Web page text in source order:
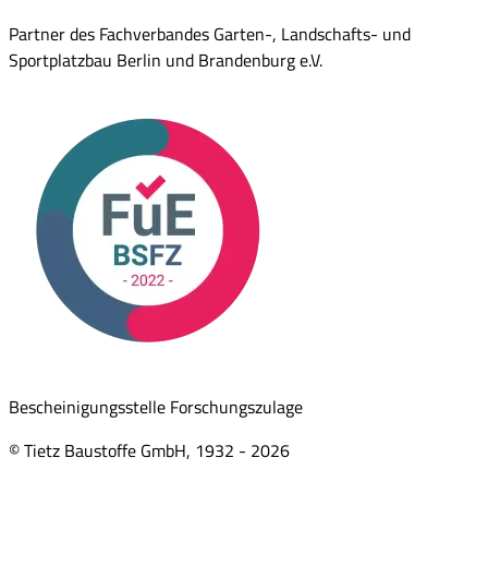
Partner des Fachverbandes Garten-, Landschafts- und
Sportplatzbau Berlin und Brandenburg e.V.
Bescheinigungsstelle Forschungszulage
© Tietz Baustoffe GmbH, 1932 - 2026